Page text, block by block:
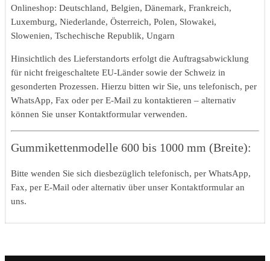
Onlineshop: Deutschland, Belgien, Dänemark, Frankreich,
Luxemburg, Niederlande, Österreich, Polen, Slowakei,
Slowenien, Tschechische Republik, Ungarn
Hinsichtlich des Lieferstandorts erfolgt die Auftragsabwicklung
für nicht freigeschaltete EU-Länder sowie der Schweiz in
gesonderten Prozessen. Hierzu bitten wir Sie, uns telefonisch, per
WhatsApp, Fax oder per E-Mail zu kontaktieren – alternativ
können Sie unser Kontaktformular verwenden.
Gummikettenmodelle 600 bis 1000 mm (Breite):
Bitte wenden Sie sich diesbezüglich telefonisch, per WhatsApp,
Fax, per E-Mail oder alternativ über unser Kontaktformular an
uns.